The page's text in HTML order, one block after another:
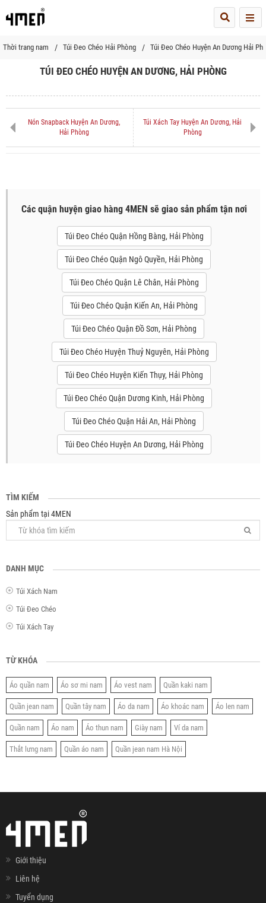
Thời trang nam Túi Đeo Chéo Hải Phòng Túi Đeo Chéo Huyện An Dương Hải
TÚI ĐEO CHÉO HUYỆN AN DƯƠNG, HẢI PHÒNG
Nón Snapback Huyện An Dương,
Hải Phòng
Túi Xách Tay Huyện An Dương, Hải
Phòng
Các quận huyện giao hàng 4MEN sẽ giao sản phẩm tận nơi
Túi Đeo Chéo Quận Hồng Bàng, Hải Phòng
Túi Đeo Chéo Quận Ngô Quyền, Hải Phòng
Túi Đeo Chéo Quận Lê Chân, Hải Phòng
Túi Đeo Chéo Quận Kiến An, Hải Phòng
Túi Đeo Chéo Quận Đồ Sơn, Hải Phòng
Túi Đeo Chéo Huyện Thuỷ Nguyên, Hải Phòng
Túi Đeo Chéo Huyện Kiến Thụy, Hải Phòng
Túi Đeo Chéo Quận Dương Kinh, Hải Phòng
Túi Đeo Chéo Quận Hải An, Hải Phòng
Túi Đeo Chéo Huyện An Dương, Hải Phòng
TÌM KIẾM
Sản phẩm tại 4MEN
DANH MỤC
Túi Xách Nam
Túi Đeo Chéo
Túi Xách Tay
TỪ KHÓA
Áo quần nam Áo sơ mi nam Áo vest nam Quần kaki nam
Quần jean nam Quần tây nam Áo da nam Áo khoác nam Áo len nam
Quần nam Áo nam Áo thun nam Giày nam Ví da nam
Thắt lưng nam Quần áo nam Quần jean nam Hà Nội
Giới thiệu
Liên hệ
Tuyển dụng